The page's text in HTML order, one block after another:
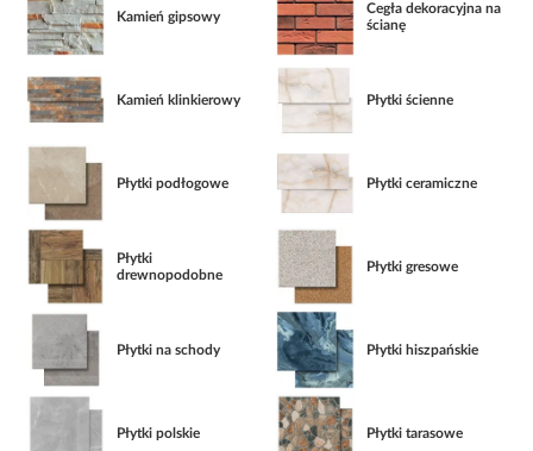
Kamień gipsowy
Cegła dekoracyjna na
ścianę
Kamień klinkierowy Płytki ścienne
Płytki podłogowe Płytki ceramiczne
Płytki
drewnopodobne
Płytki gresowe
Płytki na schody Płytki hiszpańskie
Płytki polskie Płytki tarasowe